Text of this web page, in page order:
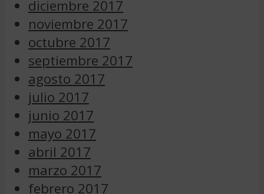
diciembre 2017
noviembre 2017
octubre 2017
septiembre 2017
agosto 2017
julio 2017
junio 2017
mayo 2017
abril 2017
marzo 2017
febrero 2017